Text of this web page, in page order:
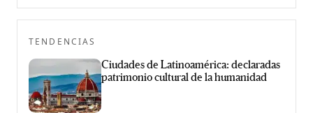
TENDENCIAS
Ciudades de Latinoamérica: declaradas
patrimonio cultural de la humanidad